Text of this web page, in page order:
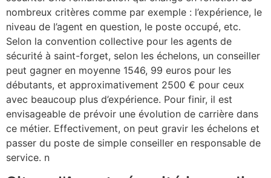
nombreux critères comme par exemple : l’expérience, le
niveau de l’agent en question, le poste occupé, etc.
Selon la convention collective pour les agents de
sécurité à saint-forget, selon les échelons, un conseiller
peut gagner en moyenne 1546, 99 euros pour les
débutants, et approximativement 2500 € pour ceux
avec beaucoup plus d’expérience. Pour finir, il est
envisageable de prévoir une évolution de carrière dans
ce métier. Effectivement, on peut gravir les échelons et
passer du poste de simple conseiller en responsable de
service. n